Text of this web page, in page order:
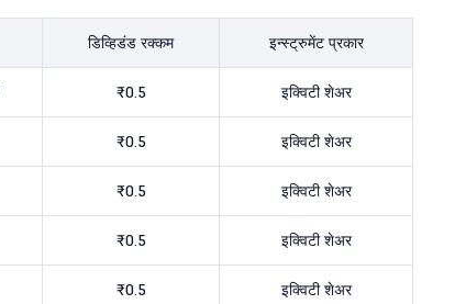
डिव्हिडंड रक्कम इन्स्ट्रुमेंट प्रकार
₹0.5 इक्विटी शेअर
₹0.5 इक्विटी शेअर
₹0.5 इक्विटी शेअर
₹0.5 इक्विटी शेअर
₹0.5 इक्विटी शेअर